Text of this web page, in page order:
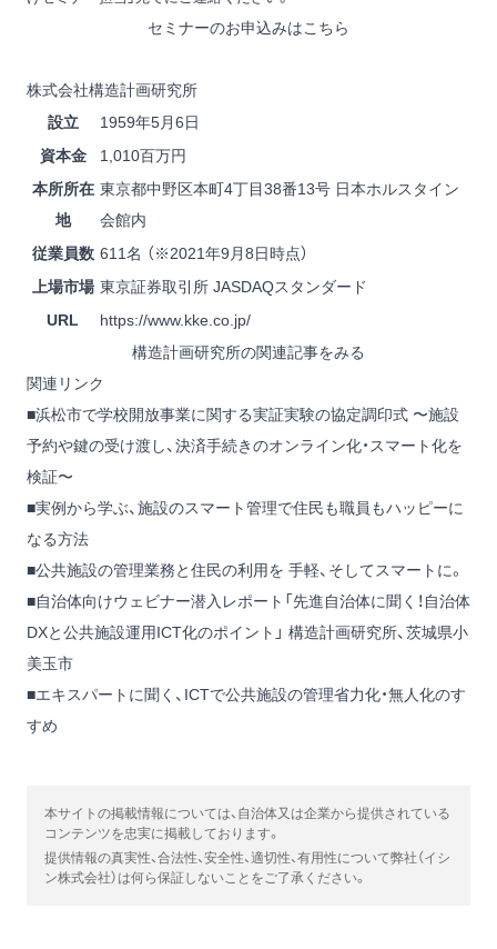
セミナーのお申込みはこちら
株式会社構造計画研究所
設立
1959年5月6日
資本金
1,010百万円
本所所在
地
東京都中野区本町4丁目38番13号 日本ホルスタイン
会館内
従業員数 611名 （※2021年9月8日時点）
上場市場 東京証券取引所 JASDAQスタンダード
URL
https://www.kke.co.jp/
構造計画研究所の関連記事をみる
関連リンク
■浜松市で学校開放事業に関する実証実験の協定調印式 〜施設
予約や鍵の受け渡し、決済手続きのオンライン化・スマート化を
検証〜
■実例から学ぶ、施設のスマート管理で住民も職員もハッピーに
なる方法
■公共施設の管理業務と住民の利用を 手軽、そしてスマートに。
■自治体向けウェビナー潜入レポート「先進自治体に聞く！自治体
DXと公共施設運用ICT化のポイント」 構造計画研究所、茨城県小
美玉市
■エキスパートに聞く、ICTで公共施設の管理省力化・無人化のす
すめ
本サイトの掲載情報については、自治体又は企業から提供されている
コンテンツを忠実に掲載しております。
提供情報の真実性、合法性、安全性、適切性、有用性について弊社（イシ
ン株式会社）は何ら保証しないことをご了承ください。